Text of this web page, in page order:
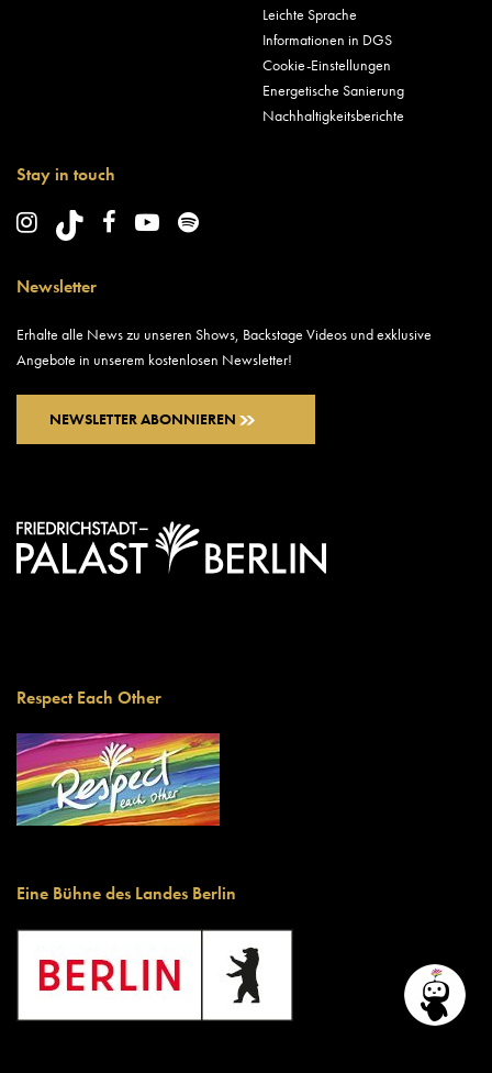
Leichte Sprache
Informationen in DGS
Cookie-Einstellungen
Energetische Sanierung
Nachhaltigkeitsberichte
Stay in touch
Newsletter
Erhalte alle News zu unseren Shows, Backstage Videos und exklusive
Angebote in unserem kostenlosen Newsletter!
NEWSLETTER ABONNIEREN
Respect Each Other
Eine Bühne des Landes Berlin